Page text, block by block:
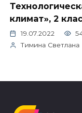
климат», 2
19.07.2022
Тимина